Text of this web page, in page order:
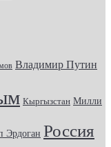
Владимир Путин
Кыргызстан Милли
Эрдоган Россия